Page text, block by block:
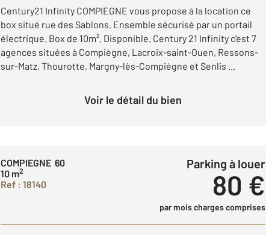
Century21 Infinity COMPIEGNE vous propose à la location ce
box situé rue des Sablons. Ensemble sécurisé par un portail
électrique. Box de 10m². Disponible. Century 21 Infinity c'est 7
agences situées à Compiègne, Lacroix-saint-Ouen, Ressons-
sur-Matz, Thourotte, Margny-lès-Compiègne et Senlis ...
Voir le détail du bien
COMPIEGNE 60
10 m2
Ref : 18140
Parking à louer
80 €
par mois charges comprises